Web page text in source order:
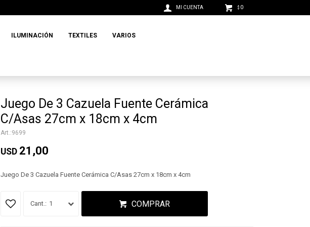
ILUMINACIÓN TEXTILES VARIOS
$ 0
Juego De 3 Cazuela Fuente Cerámica
C/Asas 27cm x 18cm x 4cm
9699
USD 21,00
Juego De 3 Cazuela Fuente Cerámica C/Asas 27cm x 18cm x 4cm
1 COMPRAR